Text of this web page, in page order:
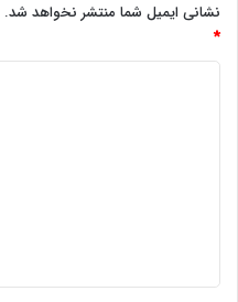
نشانی ایمیل شما منتشر نخواهد شد.
*